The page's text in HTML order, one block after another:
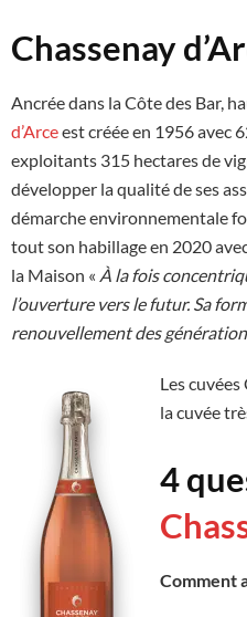
Chassenay
Ancrée dans la Côte des Bar,
d’Arceest créée en 1956 avec
exploitants 315 hectares de
développer la qualité de ses
démarche environnementale
tout son habillage en 2020
la Maison « À la fois
l’ouverture vers le futur. Sa
renouvellement des
Les
la cuvée
4
Comment